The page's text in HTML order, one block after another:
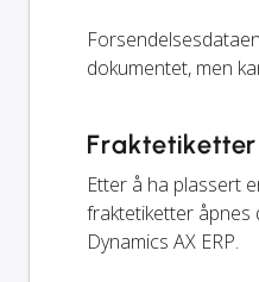
dokumentet, men
Fraktetiketter
Etter å ha plassert
fraktetiketter åpnes
Dynamics AX ERP.